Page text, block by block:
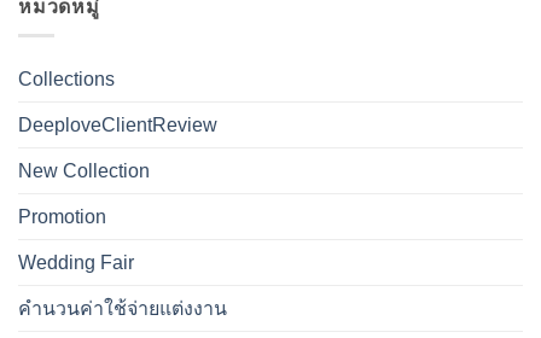
หมวดหมู่
Collections
DeeploveClientReview
New Collection
Promotion
Wedding Fair
คำนวนค่าใช้จ่ายแต่งงาน